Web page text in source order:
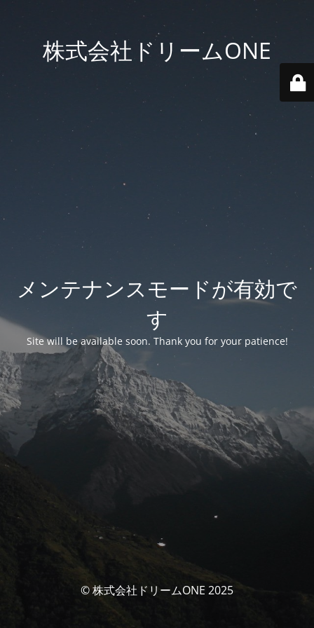
株式会社ドリームONE
メンテナンスモードが有効で
す
Site will be available soon. Thank you for your patience!
© 株式会社ドリームONE 2025